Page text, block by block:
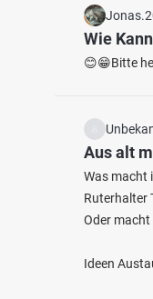
43 25
Vulkan
Wie
😊😁Bitte
Aus alt
Was macht
Ruterhalter
Oder
Ideen